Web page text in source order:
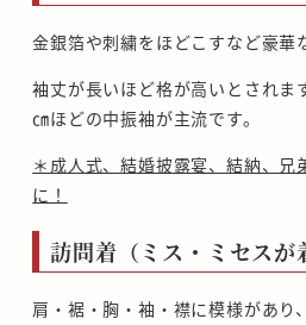
金銀箔や刺繍をほどこすなど豪華
袖丈が長いほど格が高いとされま
㎝ほどの中振袖が主流です。
＊成人式、結婚披露宴、結納、兄
に！
訪問着（ミス・ミセスが
肩・裾・胸・袖・襟に模様があり